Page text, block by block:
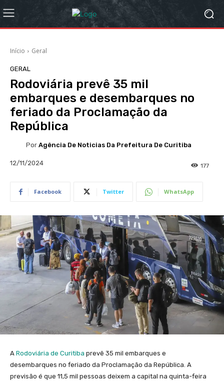
Início Geral
GERAL
Rodoviária prevê 35 mil
embarques e desembarques no
feriado da Proclamação da
República
Por Agência De Noticias Da Prefeitura De Curitiba
12/11/2024 177
Facebook Twitter WhatsApp
A Rodoviária de Curitiba prevê 35 mil embarques e
desembarques no feriado da Proclamação da República. A
previsão é que 11,5 mil pessoas deixem a capital na quinta-feira